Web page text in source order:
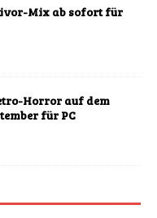
Mix ab sofort für
Horror auf dem
für PC